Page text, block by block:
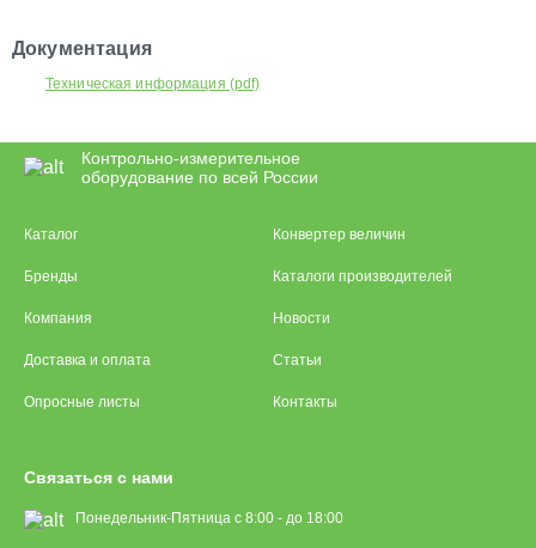
Документация
Техническая информация (pdf)
Контрольно-измерительное
оборудование по всей России
Каталог
Бренды
Компания
Доставка и оплата
Опросные листы
Конвертер величин
Каталоги производителей
Новости
Статьи
Контакты
Связаться с нами
Понедельник-Пятница с 8:00 - до 18:00